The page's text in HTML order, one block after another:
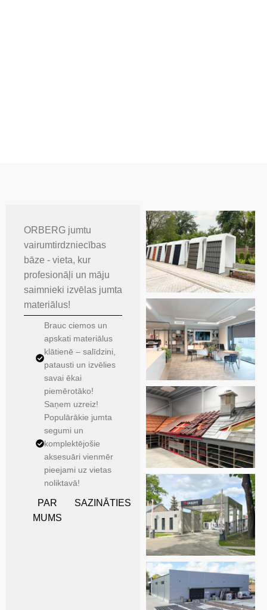
ORBERG jumtu
vairumtirdzniecības
bāze - vieta, kur
profesionāļi un māju
saimnieki izvēlas jumta
materiālus!
Brauc ciemos un
apskati materiālus
klātienē – salīdzini,
patausti un izvēlies
savai ēkai
piemērotāko!
Saņem uzreiz!
Populārākie jumta
segumi un
komplektējošie
aksesuāri vienmēr
pieejami uz vietas
noliktavā!
PAR
MUMS
SAZINĀTIES